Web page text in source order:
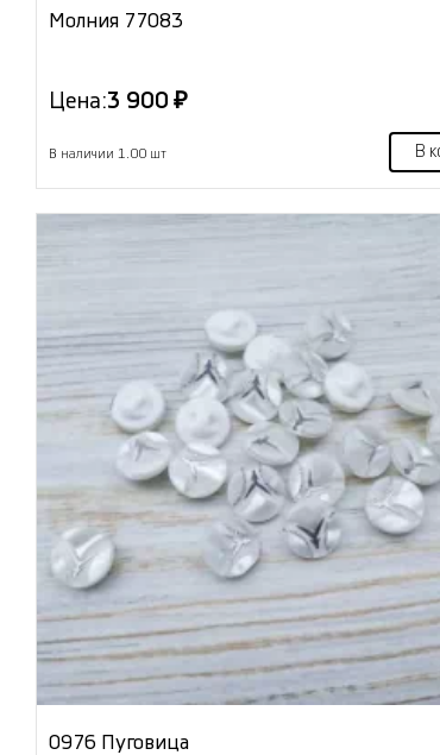
Молния 77083
Цена:3 900 ₽
В наличии 1.00 шт В
0976 Пуговица